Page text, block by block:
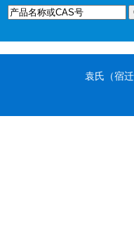
袁氏（宿